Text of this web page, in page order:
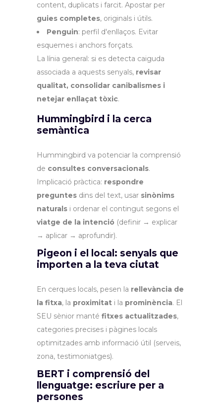
content, duplicats i farcit. Apostar per
guies completes, originals i útils.
Penguin: perfil d'enllaços. Evitar
esquemes i anchors forçats.
La línia general: si es detecta caiguda
associada a aquests senyals, revisar
qualitat, consolidar canibalismes i
netejar enllaçat tòxic.
Hummingbird i la cerca
semàntica
Hummingbird va potenciar la comprensió
de consultes conversacionals.
Implicació pràctica: respondre
preguntes dins del text, usar sinònims
naturals i ordenar el contingut segons el
viatge de la intenció (definir → explicar
→ aplicar → aprofundir).
Pigeon i el local: senyals que
importen a la teva ciutat
En cerques locals, pesen la rellevància de
la fitxa, la proximitat i la prominència. El
SEU sènior manté fitxes actualitzades,
categories precises i pàgines locals
optimitzades amb informació útil (serveis,
zona, testimoniatges).
BERT i comprensió del
llenguatge: escriure per a
persones